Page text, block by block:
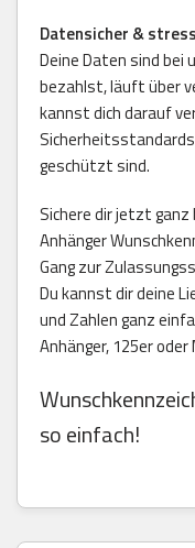
Datensicher &
Deine Daten sind bei
bezahlst, läuft über
kannst dich darauf
geschützt sind.
Sichere dir jetzt ganz
Anhänger
Gang zur
Du kannst dir deine
und Zahlen ganz
Anhänger, 125er
so einfach!